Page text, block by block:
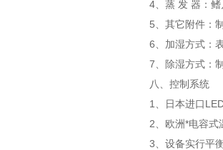
4、蒸 发 器：鳍
5、其它附件：
6、加湿方式：
7、除湿方式：
八、控制系统
1、日本进口
2、欧洲*电容式
3、设备实行平